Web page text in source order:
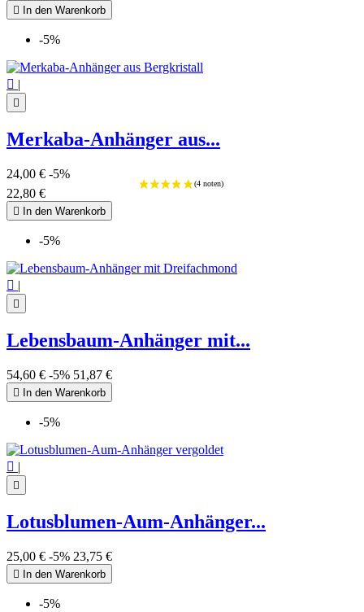
 In den Warenkorb
-5%
 |

Merkaba-Anhänger aus...
24,00 € -5%
22,80 €
 In den Warenkorb
-5%
 |

Lebensbaum-Anhänger mit...
54,60 € -5% 51,87 €
 In den Warenkorb
-5%
 |

Lotusblumen-Aum-Anhänger...
25,00 € -5% 23,75 €
 In den Warenkorb
-5%